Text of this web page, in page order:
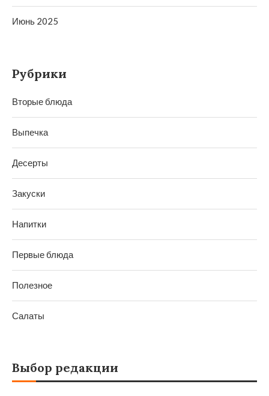
Июнь 2025
Рубрики
Вторые блюда
Выпечка
Десерты
Закуски
Напитки
Первые блюда
Полезное
Салаты
Выбор редакции